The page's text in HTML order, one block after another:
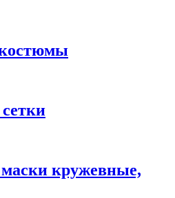
кружевные,